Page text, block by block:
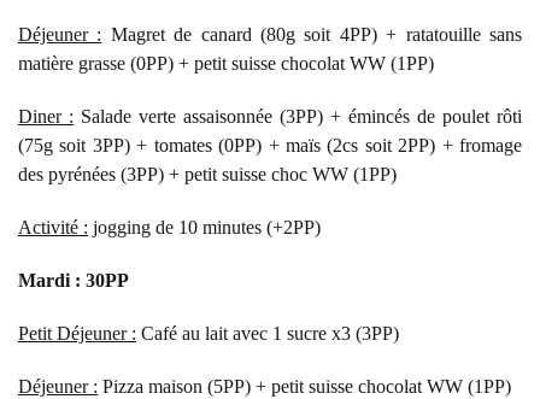
Déjeuner : Magret de canard (80g soit 4PP) + ratatouille sans
matière grasse (0PP) + petit suisse chocolat WW (1PP)
Diner : Salade verte assaisonnée (3PP) + émincés de poulet rôti
(75g soit 3PP) + tomates (0PP) + maïs (2cs soit 2PP) + fromage
des pyrénées (3PP) + petit suisse choc WW (1PP)
Activité : jogging de 10 minutes (+2PP)
Mardi : 30PP
Petit Déjeuner : Café au lait avec 1 sucre x3 (3PP)
Déjeuner : Pizza maison (5PP) + petit suisse chocolat WW (1PP)